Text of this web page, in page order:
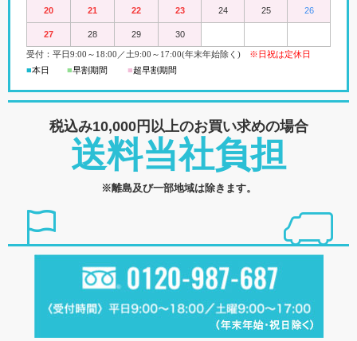
20 21 22 23 24 25 26
27 28 29 30
受付：平日9:00 ～18:00 ／ 土9:00 ～ 17:00(年末年始除く) ※日祝は定休日
■本日 ■早割期間 ■超早割期間
税込み10,000円以上のお買い求めの場合
送料当社負担
※離島及び一部地域は除きます。